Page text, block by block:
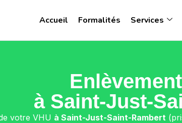
Accueil Formalités Services
à Saint-Just-
votre VHU à Saint-Just-Saint-Rambert